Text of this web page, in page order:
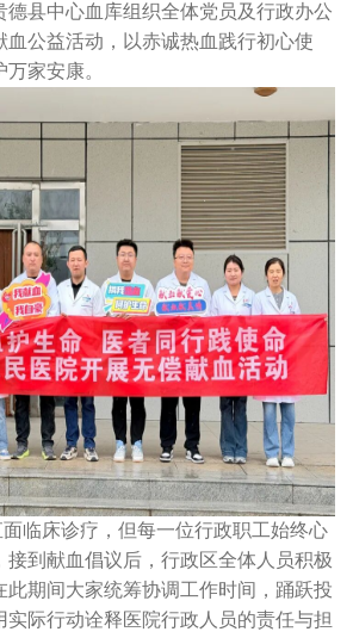
德县中心血库组织全体党员及行政办公
血公益活动，以赤诚热血践行初心使
家安康。
临床诊疗，但每一位行政职工始终心
接到献血倡议后，行政区全体人员积极
此期间大家统筹协调工作时间，踊跃投
实际行动诠释医院行政人员的责任与担